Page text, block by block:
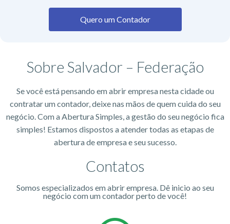
Quero um Contador
Sobre Salvador – Federação
Se você está pensando em abrir empresa nesta cidade ou
contratar um contador, deixe nas mãos de quem cuida do seu
negócio. Com a Abertura Simples, a gestão do seu negócio fica
simples! Estamos dispostos a atender todas as etapas de
abertura de empresa e seu sucesso.
Contatos
Somos especializados em abrir empresa. Dê inicio ao seu
negócio com um contador perto de você!